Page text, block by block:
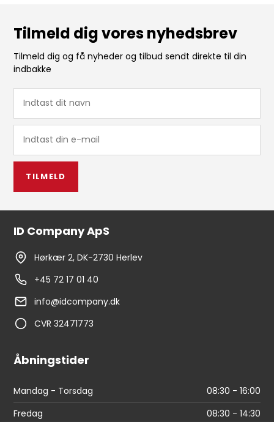
Tilmeld dig vores nyhedsbrev
Tilmeld dig og få nyheder og tilbud sendt direkte til din
indbakke
TILMELD
ID Company ApS
Hørkær 2, DK-2730 Herlev
+45 72 17 01 40
info@idcompany.dk
CVR 32471773
Åbningstider
Mandag - Torsdag
08:30 - 16:00
Fredag
08:30 - 14:30